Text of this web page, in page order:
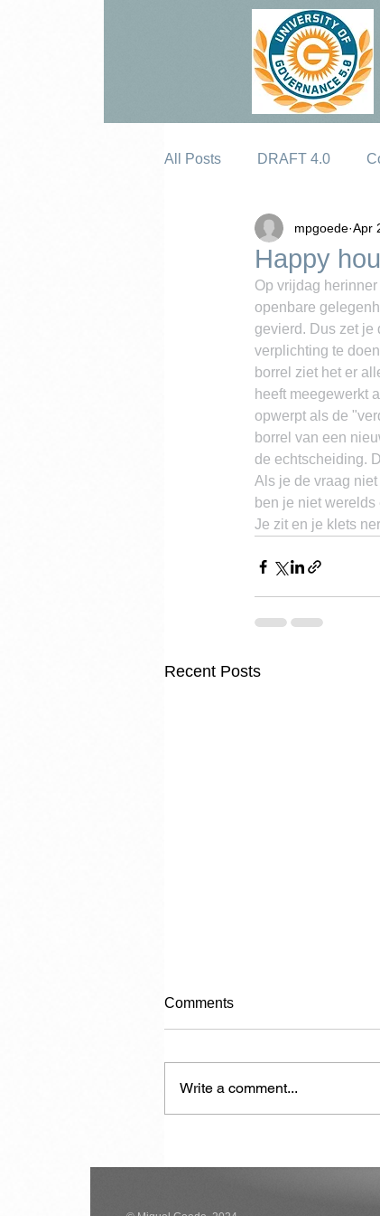
All Posts DRAFT 4.0
Happy
mpgoede Apr
Op vrijdag
openbare
gevierd. Dus zet je
verplichting te
borrel ziet het er
heeft meegewerkt
opwerpt als de
borrel van een
de echtscheiding.
Als je de vraag
ben je niet
Je zit en je klets
Recent Posts
Carrying Capacity
Comments
Write a comment...